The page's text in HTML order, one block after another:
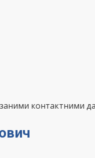
контактними